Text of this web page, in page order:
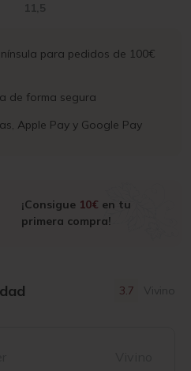
11,5
para pedidos de 100€
de forma segura
Apple Pay y Google Pay
¡Consigue 10€ en tu
primera compra!
3.7 Vivino